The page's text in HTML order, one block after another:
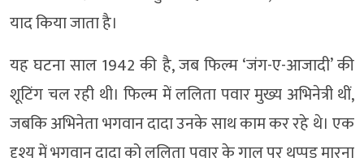
याद किया जाता है।
यह घटना साल 1942 की है, जब फिल्म ‘जंग-ए-आजादी’ की
शूटिंग चल रही थी। फिल्म में ललिता पवार मुख्य अभिनेत्री थीं,
जबकि अभिनेता भगवान दादा उनके साथ काम कर रहे थे। एक